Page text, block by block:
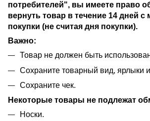
потребителей", вы имеете право
вернуть товар в течение 14 дней с
покупки (не считая дня покупки).
Важно:
Товар не должен быть
Сохраните товарный вид, ярлыки
Сохраните чек.
Некоторые товары не подлежат
Носки.